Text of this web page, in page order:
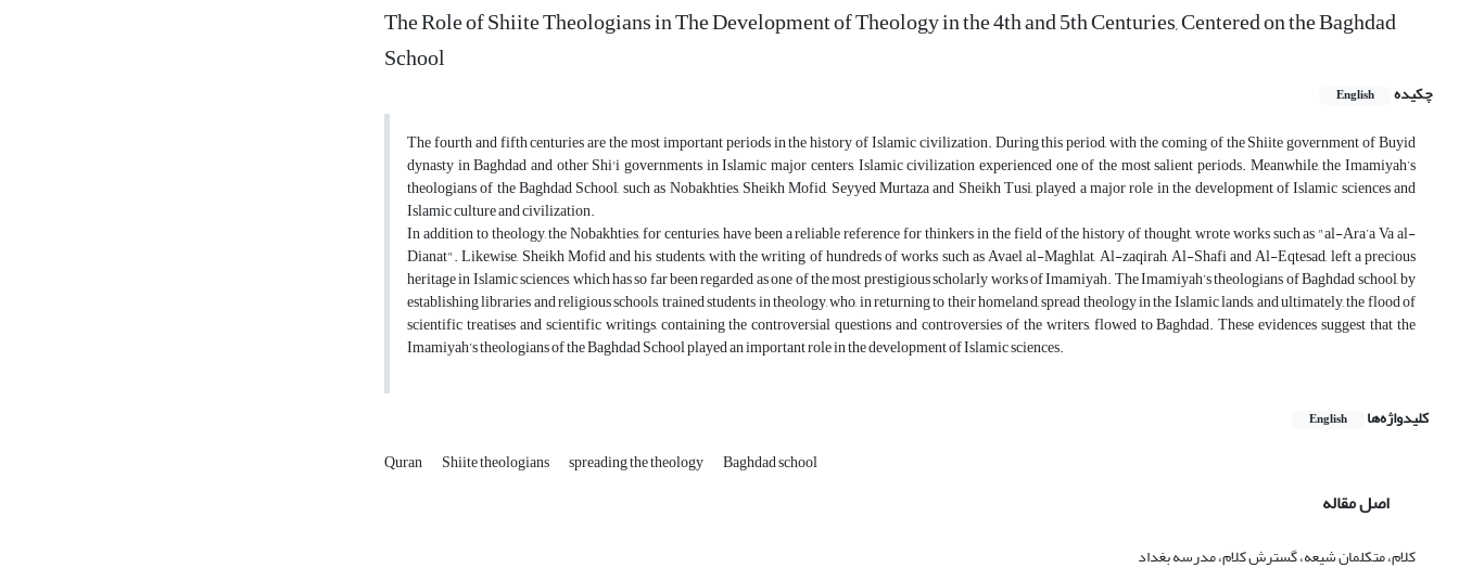
The Role of Shiite Theologians in The Development of Theology in the 4th and 5th Centuries, Centered on the Baghdad
School
چکیده English
The fourth and fifth centuries are the most important periods in the history of Islamic civilization. During this period, with the coming of the Shiite government of Buyid
dynasty in Baghdad and other Shi'i governments in Islamic major centers, Islamic civilization experienced one of the most salient periods. Meanwhile, the Imamiyah’s
theologians of the Baghdad School, such as Nobakhties, Sheikh Mofid, Seyyed Murtaza and Sheikh Tusi, played a major role in the development of Islamic sciences and
Islamic culture and civilization.
In addition to theology, the Nobakhties, for centuries, have been a reliable reference for thinkers in the field of the history of thought, wrote works such as "al-Ara’a Va al-
Dianat". Likewise, Sheikh Mofid and his students, with the writing of hundreds of works such as Avael al-Maghlat, Al-zaqirah, Al-Shafi and Al-Eqtesad, left a precious
heritage in Islamic sciences, which has so far been regarded as one of the most prestigious scholarly works of Imamiyah. The Imamiyah’s theologians of Baghdad school, by
establishing libraries and religious schools, trained students in theology, who, in returning to their homeland, spread theology in the Islamic lands, and ultimately, the flood of
scientific treatises and scientific writings, containing the controversial questions and controversies of the writers, flowed to Baghdad. These evidences suggest that the
Imamiyah’s theologians of the Baghdad School played an important role in the development of Islamic sciences.
کلیدواژه‌ها English
Quran Shiite theologians spreading the theology Baghdad school
اصل مقاله
کلام، متکلمان شیعه، گسترش کلام، مدرسه بغداد